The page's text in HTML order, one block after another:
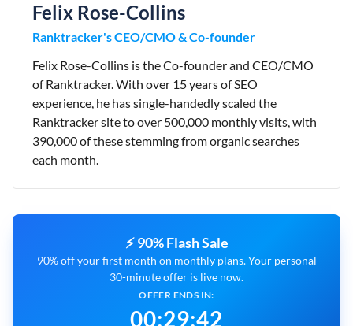
Felix Rose-Collins
Ranktracker's CEO/CMO & Co-founder
Felix Rose-Collins is the Co-founder and CEO/CMO
of Ranktracker. With over 15 years of SEO
experience, he has single-handedly scaled the
Ranktracker site to over 500,000 monthly visits, with
390,000 of these stemming from organic searches
each month.
⚡ 90% Flash Sale
90% off your first month on monthly plans. Your personal
30-minute offer is live now.
OFFER ENDS IN:
00:29:42